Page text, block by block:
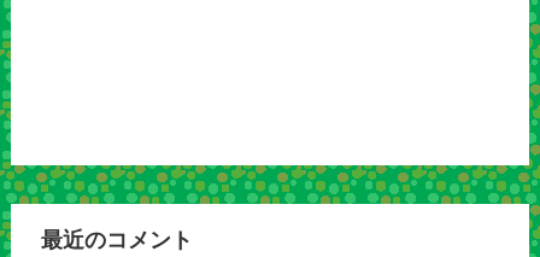
最近のコメント